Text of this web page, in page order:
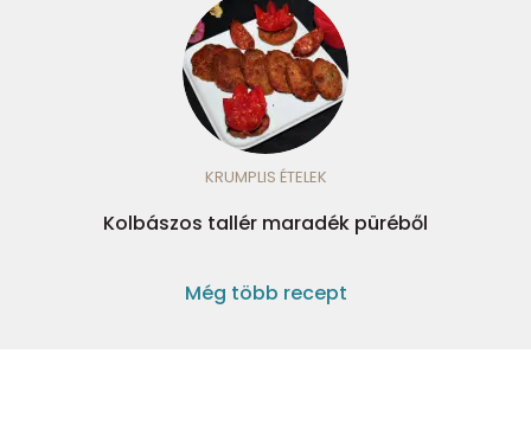
KRUMPLIS ÉTELEK
Kolbászos tallér maradék püréből
Még több recept